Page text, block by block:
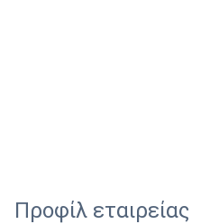
Προφίλ εταιρείας